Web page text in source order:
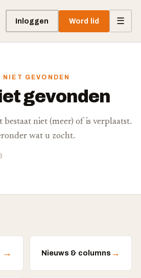
Inloggen Word lid ☰
GEVONDEN
gevonden
bestaat niet (meer) of is verplaatst.
wat u zocht.
→ Nieuws & columns →